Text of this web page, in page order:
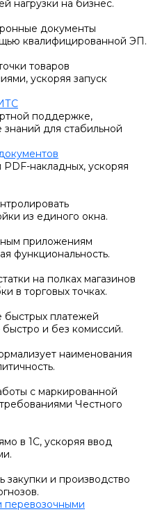
нагрузки на бизнес.
документы
квалифицированной ЭП.
товаров
ускоряя запуск
поддержке,
для стабильной
накладных, ускоряя
из единого окна.
приложениям
функциональность.
на полках магазинов
в торговых точках.
быстрых платежей
и без комиссий.
наименования
с маркированной
Честного
в 1С, ускоряя ввод
закупки и производство